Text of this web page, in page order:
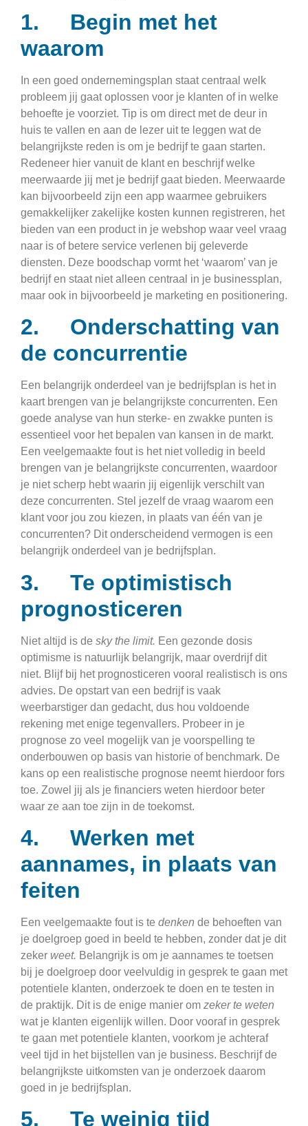
1. Begin met het
waarom
In een goed ondernemingsplan staat centraal welk
probleem jij gaat oplossen voor je klanten of in welke
behoefte je voorziet. Tip is om direct met de deur in
huis te vallen en aan de lezer uit te leggen wat de
belangrijkste reden is om je bedrijf te gaan starten.
Redeneer hier vanuit de klant en beschrijf welke
meerwaarde jij met je bedrijf gaat bieden. Meerwaarde
kan bijvoorbeeld zijn een app waarmee gebruikers
gemakkelijker zakelijke kosten kunnen registreren, het
bieden van een product in je webshop waar veel vraag
naar is of betere service verlenen bij geleverde
diensten. Deze boodschap vormt het ‘waarom’ van je
bedrijf en staat niet alleen centraal in je businessplan,
maar ook in bijvoorbeeld je marketing en positionering.
2. Onderschatting van
de concurrentie
Een belangrijk onderdeel van je bedrijfsplan is het in
kaart brengen van je belangrijkste concurrenten. Een
goede analyse van hun sterke- en zwakke punten is
essentieel voor het bepalen van kansen in de markt.
Een veelgemaakte fout is het niet volledig in beeld
brengen van je belangrijkste concurrenten, waardoor
je niet scherp hebt waarin jij eigenlijk verschilt van
deze concurrenten. Stel jezelf de vraag waarom een
klant voor jou zou kiezen, in plaats van één van je
concurrenten? Dit onderscheidend vermogen is een
belangrijk onderdeel van je bedrijfsplan.
3. Te optimistisch
prognosticeren
Niet altijd is de sky the limit. Een gezonde dosis
optimisme is natuurlijk belangrijk, maar overdrijf dit
niet. Blijf bij het prognosticeren vooral realistisch is ons
advies. De opstart van een bedrijf is vaak
weerbarstiger dan gedacht, dus hou voldoende
rekening met enige tegenvallers. Probeer in je
prognose zo veel mogelijk van je voorspelling te
onderbouwen op basis van historie of benchmark. De
kans op een realistische prognose neemt hierdoor fors
toe. Zowel jij als je financiers weten hierdoor beter
waar ze aan toe zijn in de toekomst.
4. Werken met
aannames, in plaats van
feiten
Een veelgemaakte fout is te denken de behoeften van
je doelgroep goed in beeld te hebben, zonder dat je dit
zeker weet. Belangrijk is om je aannames te toetsen
bij je doelgroep door veelvuldig in gesprek te gaan met
potentiele klanten, onderzoek te doen en te testen in
de praktijk. Dit is de enige manier om zeker te weten
wat je klanten eigenlijk willen. Door vooraf in gesprek
te gaan met potentiele klanten, voorkom je achteraf
veel tijd in het bijstellen van je business. Beschrijf de
belangrijkste uitkomsten van je onderzoek daarom
goed in je bedrijfsplan.
5. Te weinig tijd